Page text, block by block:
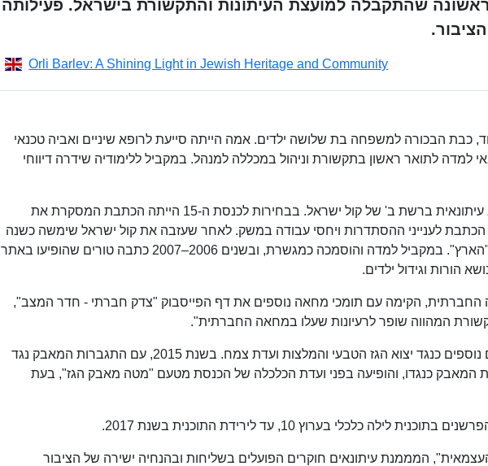
שהתקבלה למועצת העיתונות והתקשורת בישראל. פעילותה
Orli Barlev: A Shining Light in Jewish Heritage and Community
כבת הבכורה למשפחה בת שלושה ילדים. אמה הייתה סייעת לרופא שיניים ואביה טכנאי
למדה לתואר ראשון בתקשורת וניהול במכללה למנהל. במקביל ללימודיה שידרה דיווחי
בשנים 1997–2000 הייתה ברלב עיתונאית ברשת ב' של קול ישראל. בבחירות לכנסת ה-15 הייתה הכתבת המסקרת את
לענייני ההסתדרות ויחסי עבודה במשק. לאחר שעזבה את קול ישראל שימשה כשנה
עורכת בדסק החדשות של עיתון "הארץ". במקביל למדה והוסמכה כמגשרת, ובשנים 2006–2007 כתבה טורים שהופיעו באתר
הורות וגידול ילדים.
החברתית, הקימה עם תומכי מחאה נוספים את דף הפייסבוק "צדק חברתי - חדר המצב",
המהווה שופר לרעיונות שעלו במחאה החברתית".
ב-2013 החלה לפעול עם ארגונים נוספים כנגד יצוא הגז הטבעי והמלצות ועדת צמח. בשנת 2015, עם התגברות המאבק נגד
המאבק כנגדו, והופיעה בפני ועדת הכלכלה של הכנסת מטעם "מטה מאבק הגז", בעת
המממנת עיתונאים חוקרים הפועלים בשליחות ובהנחיה ישירה של הציבור